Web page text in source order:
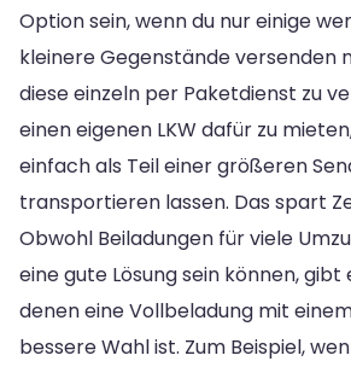
Option sein, wenn du nur einige
kleinere Gegenstände versenden
diese einzeln per Paketdienst zu
einen eigenen LKW dafür zu
einfach als Teil einer größeren
transportieren lassen. Das spart
Obwohl Beiladungen für viele
eine gute Lösung sein können, gibt
denen eine Vollbeladung mit
bessere Wahl ist. Zum Beispiel,